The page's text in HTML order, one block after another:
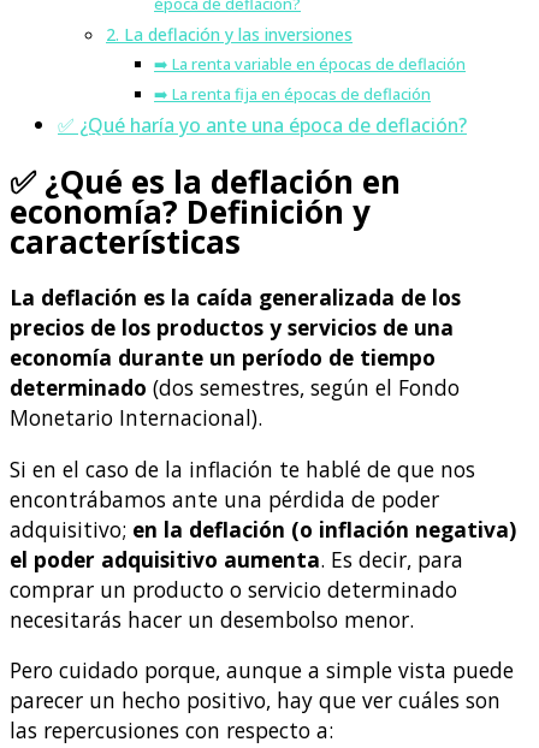
2. La deflación y las inversiones
➡️ La renta variable en épocas de deflación
➡️ La renta fija en épocas de deflación
✅ ¿Qué haría yo ante una época de deflación?
✅ ¿Qué es la deflación en
economía? Definición y
características
La deflación es la caída generalizada de los
precios de los productos y servicios de una
economía durante un período de tiempo
determinado (dos semestres, según el Fondo
Monetario Internacional).
Si en el caso de la inflación te hablé de que nos
encontrábamos ante una pérdida de poder
adquisitivo; en la deflación (o inflación negativa)
el poder adquisitivo aumenta. Es decir, para
comprar un producto o servicio determinado
necesitarás hacer un desembolso menor.
Pero cuidado porque, aunque a simple vista puede
parecer un hecho positivo, hay que ver cuáles son
las repercusiones con respecto a: